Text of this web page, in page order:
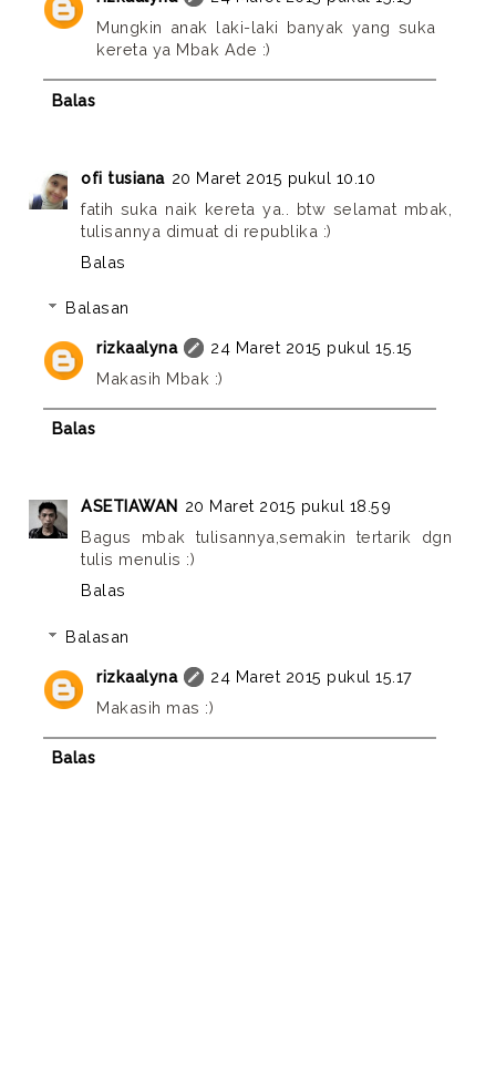
Mungkin anak laki-laki banyak yang suka
kereta ya Mbak Ade :)
Balas
ofi tusiana 20 Maret 2015 pukul 10.10
fatih suka naik kereta ya.. btw selamat mbak,
tulisannya dimuat di republika :)
Balas
Balasan
rizkaalyna
24 Maret 2015 pukul 15.15
Makasih Mbak :)
Balas
ASETIAWAN 20 Maret 2015 pukul 18.59
Bagus mbak tulisannya,semakin tertarik dgn
tulis menulis :)
Balas
Balasan
rizkaalyna
24 Maret 2015 pukul 15.17
Makasih mas :)
Balas